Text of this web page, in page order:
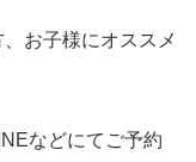
お子様にオススメ
などにてご予約